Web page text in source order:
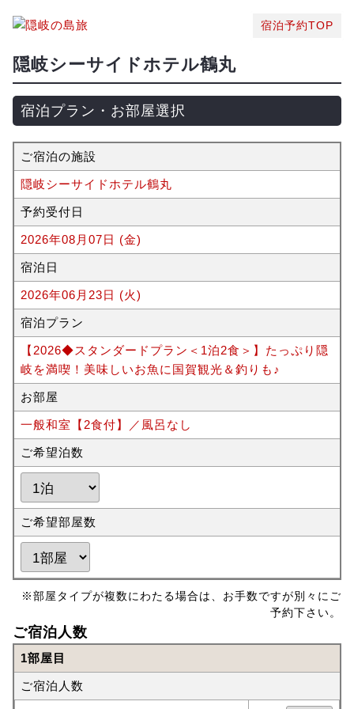
宿泊予約TOP
隠岐シーサイドホテル鶴丸
宿泊プラン・お部屋選択
ご宿泊の施設
隠岐シーサイドホテル鶴丸
予約受付日
2026年08月07日 (金)
宿泊日
2026年06月23日 (火)
宿泊プラン
【2026◆スタンダードプラン＜1泊2食＞】たっぷり隠
岐を満喫！美味しいお魚に国賀観光＆釣りも♪
お部屋
一般和室【2食付】／風呂なし
ご希望泊数
ご希望部屋数
※部屋タイプが複数にわたる場合は、お手数ですが別々にご
予約下さい。
ご宿泊人数
1部屋目
ご宿泊人数